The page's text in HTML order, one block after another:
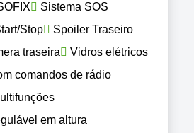
Sistema SOS
Stop
Spoiler Traseiro
traseira
Vidros elétricos
comandos de rádio
em altura